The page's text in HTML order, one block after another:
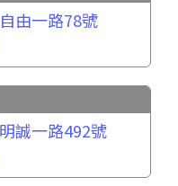
由一路78號
誠一路492號